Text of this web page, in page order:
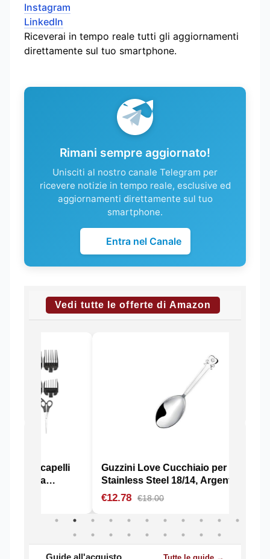
Instagram
LinkedIn
Riceverai in tempo reale tutti gli aggiornamenti
direttamente sul tuo smartphone.
Rimani sempre aggiornato!
Unisciti al nostro canale Telegram per
ricevere notizie in tempo reale, esclusive ed
aggiornamenti direttamente sul tuo
smartphone.
Entra nel Canale